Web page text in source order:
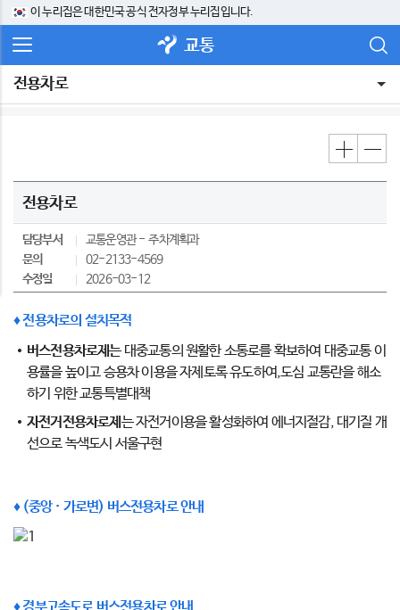
이 누리집은 대한민국 공식 전자정부 누리집입니다.
교통
전용차로
전용차로
담당부서 교통운영관
주차계획과
문의
02-2133-4569
수정일
2026-03-12
♦ 전용차로의 설치목적
버스전용차로제는대중교통의 원활한 소통로를 확보하여 대중교통 이
용률을 높이고 승용차 이용을 자제토록 유도하여,도심 교통란을 해소
하기 위한 교통특별대책
자전거전용차로제 는 자전거이용을 활성화하여 에너지절감, 대기질 개
선으로 녹색도시 서울구현
♦ (중앙 · 가로변) 버스전용차로 안내